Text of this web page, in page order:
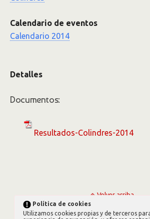
Política de cookies
Utilizamos cookies propias y de terceros
Calendario de eventos
Calendario 2014
Detalles
Documentos:
Resultados-Colindres-2014
Volver arriba